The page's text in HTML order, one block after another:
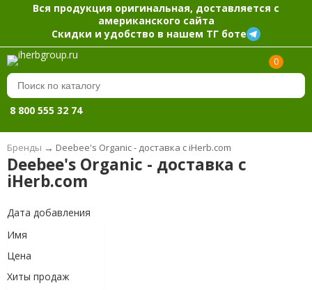
Вся продукция оригинальная, доставляется с
американского сайта
Скидки и удобство в нашем ТГ боте
0
8 800 555 32 74
Бренды → Deebee's Organic - доставка с iHerb.com
Deebee's Organic - доставка с
iHerb.com
Дата добавления
Имя
Цена
Хиты продаж